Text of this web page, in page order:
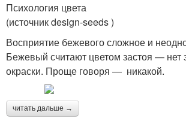
Психология цвета
(источник design-seeds )
Восприятие бежевого сложное и
Бежевый считают цветом застоя — нет
окраски. Проще говоря — никакой.
читать дальше →